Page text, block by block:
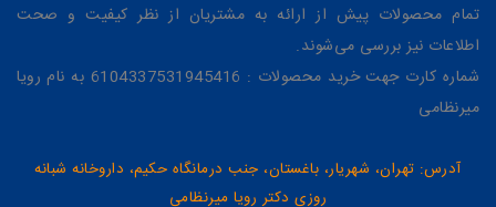
تمام محصولات پیش از ارائه به مشتریان از نظر کیفیت و صحت
اطلاعات نیز بررسی می‌شوند.
شماره کارت جهت خرید محصولات : 6104337531945416 به نام رویا
میرنظامی
آدرس: تهران، شهریار، باغستان، جنب درمانگاه حکیم، داروخانه شبانه
روزی دکتر رویا میرنظامی